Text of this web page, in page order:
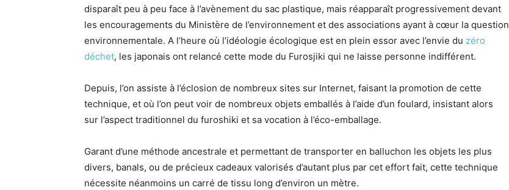
disparaît peu à peu face à l’avènement du sac plastique, mais réapparaît progressivement devant
les encouragements du Ministère de l’environnement et des associations ayant à cœur la question
environnementale. A l’heure où l’idéologie écologique est en plein essor avec l’envie du zéro
déchet, les japonais ont relancé cette mode du Furosjiki qui ne laisse personne indifférent.
Depuis, l’on assiste à l’éclosion de nombreux sites sur Internet, faisant la promotion de cette
technique, et où l’on peut voir de nombreux objets emballés à l’aide d’un foulard, insistant alors
sur l’aspect traditionnel du furoshiki et sa vocation à l’éco-emballage.
Garant d’une méthode ancestrale et permettant de transporter en balluchon les objets les plus
divers, banals, ou de précieux cadeaux valorisés d’autant plus par cet effort fait, cette technique
nécessite néanmoins un carré de tissu long d’environ un mètre.